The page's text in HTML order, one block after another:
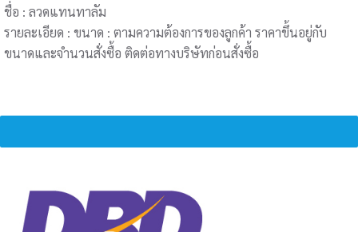
ชื่อ : ลวดแทนทาลัม
รายละเอียด : ขนาด : ตามความต้องการของลูกค้า ราคาขึ้นอยู่กับ
ขนาดและจำนวนสั่งซื้อ ติดต่อทางบริษัทก่อนสั่งซื้อ